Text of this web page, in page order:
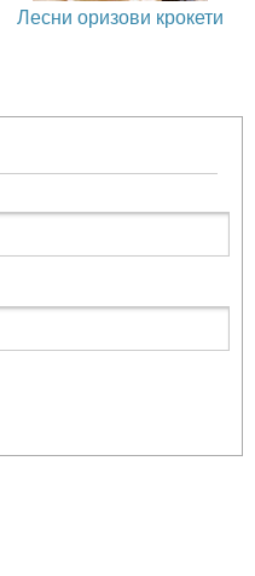
Лесни оризови крокети